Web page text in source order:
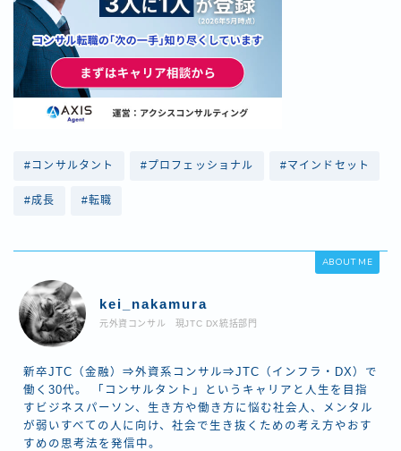
#コンサルタント #プロフェッショナル #マインドセット
#成長 #転職
ABOUT ME
kei_nakamura
元外資コンサル 現JTC DX統括部門
新卒JTC（金融）⇒外資系コンサル⇒JTC（インフラ・DX）で
働く30代。 「コンサルタント」というキャリアと人生を目指
すビジネスパーソン、生き方や働き方に悩む社会人、メンタル
が弱いすべての人に向け、社会で生き抜くための考え方やおす
すめの思考法を発信中。